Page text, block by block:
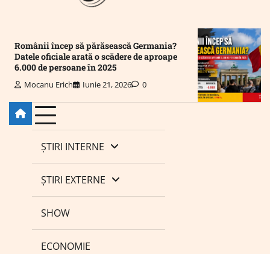
Românii încep să părăsească Germania?
Datele oficiale arată o scădere de aproape
6.000 de persoane în 2025
Mocanu Erich Iunie 21, 2026 0
ȘTIRI INTERNE
ȘTIRI EXTERNE
SHOW
ECONOMIE